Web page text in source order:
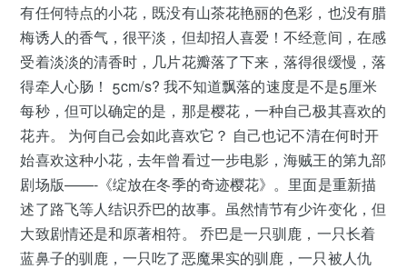
有任何特点的小花，既没有山茶花艳丽的色彩，也没有腊
梅诱人的香气，很平淡，但却招人喜爱！不经意间，在感
受着淡淡的清香时，几片花瓣落了下来，落得很缓慢，落
得牵人心肠！ 5cm/s? 我不知道飘落的速度是不是5厘米
每秒，但可以确定的是，那是樱花，一种自己极其喜欢的
花卉。 为何自己会如此喜欢它？ 自己也记不清在何时开
始喜欢这种小花，去年曾看过一步电影，海贼王的第九部
剧场版——-《绽放在冬季的奇迹樱花》。里面是重新描
述了路飞等人结识乔巴的故事。虽然情节有少许变化，但
大致剧情还是和原著相符。 乔巴是一只驯鹿，一只长着
蓝鼻子的驯鹿，一只吃了恶魔果实的驯鹿，一只被人仇